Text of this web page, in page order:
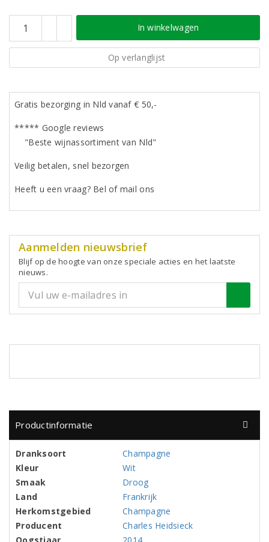
In winkelwagen
Op verlanglijst
Gratis bezorging in Nld vanaf € 50,-
***** Google reviews
"Beste wijnassortiment van Nld"
Veilig betalen, snel bezorgen
Heeft u een vraag? Bel of mail ons
Aanmelden nieuwsbrief
Blijf op de hoogte van onze speciale acties en het laatste
nieuws.
Productinformatie
Dranksoort
Champagne
Kleur
Wit
Smaak
Droog
Land
Frankrijk
Herkomstgebied
Champagne
Producent
Charles Heidsieck